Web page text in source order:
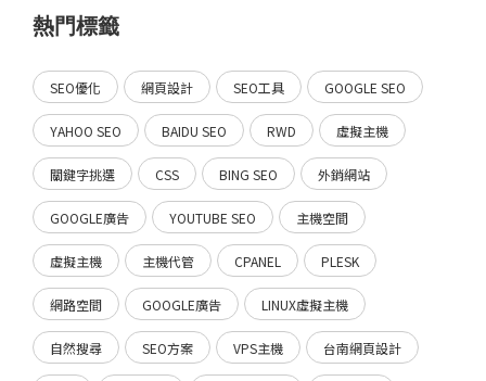
熱門標籤
SEO優化 網頁設計 SEO工具 GOOGLE SEO
YAHOO SEO BAIDU SEO RWD 虛擬主機
關鍵字挑選 CSS BING SEO 外銷網站
GOOGLE廣告 YOUTUBE SEO 主機空間
虛擬主機 主機代管 CPANEL PLESK
網路空間 GOOGLE廣告 LINUX虛擬主機
自然搜尋 SEO方案 VPS主機 台南網頁設計